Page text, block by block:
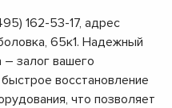
162-53-17, адрес
65к1. Надежный
залог вашего
восстановление
что позволяет